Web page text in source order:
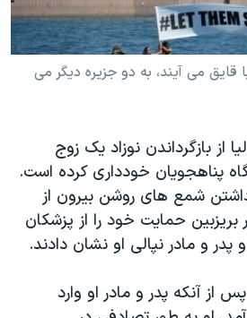
رهبری ایران
با قایق می آیند، به دو جزیره دیگر می
از بازگرداندن نوزاد یک زوج
پناهجویان خودداری کرده است.
شمع های روشن بیرون از
حمایت خود را از پزشکان
پدر و مادر نپالی او نشان دادند.
از آنکه پدر و مادر او وارد